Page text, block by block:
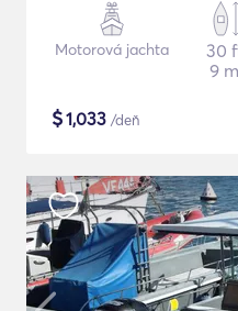
Motorová jachta
30
9 m
$1,033 /deň